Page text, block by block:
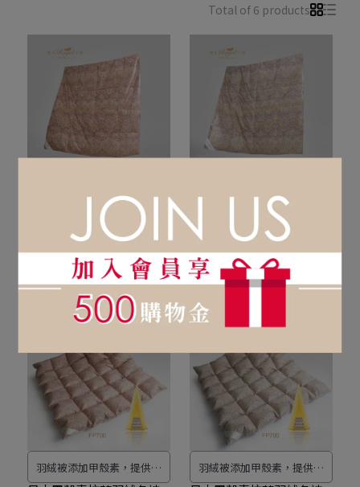
Total of 6 products
羽絨被添加甲殼素，提供更
耐久和耐磨的特性，同時增
強纖維的強度。 具有抗菌特
性，有效抑制細菌繁殖，保
持被子清潔衛生。選用高品
質的紡織表布，觸感柔軟，
提供極致的舒適感。甲殼素
果，讓您在寒冷的夜晚感受
到溫暖和舒適，符合日本JIS
標準，確保產品的品質和安
全達到最高標準。
【霸氣好禮】日本甲殼素
抗菌羽絨薄被-紅花【期間
限定7/31-8/9】
Add to Cart
羽絨被添加甲殼素，提供更
耐久和耐磨的特性，同時增
強纖維的強度。 具有抗菌特
性，有效抑制細菌繁殖，保
持被子清潔衛生。選用高品
質的紡織表布，觸感柔軟，
提供極致的舒適感。甲殼素
果，讓您在寒冷的夜晚感受
到溫暖和舒適，符合日本JIS
標準，確保產品的品質和安
全達到最高標準。
【霸氣好禮】日本甲殼素
抗菌羽絨薄被-藍花【期間
限定7/31-8/9】NT$14,000
Add to Cart
羽絨被添加甲殼素，提供更
羽絨被添加甲殼素，提供更